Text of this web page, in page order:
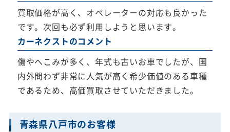
買取価格が高く、オペレーターの対応も良かった
です。次回も必ず利用しようと思います。
カーネクストのコメント
傷やへこみが多く、年式も古いお車でしたが、国
内外問わず非常に人気が高く希少価値のある車種
であるため、高価買取させていただきました。
青森県八戸市のお客様